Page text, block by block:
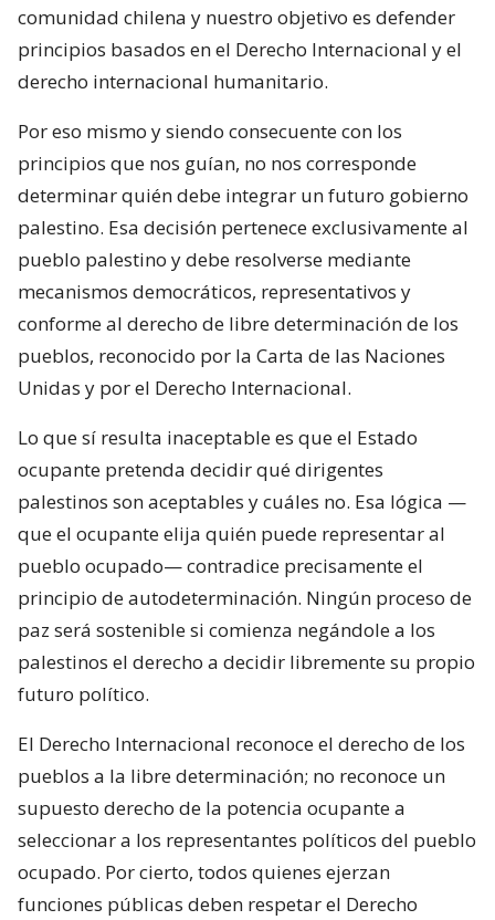
comunidad chilena y nuestro objetivo es defender
principios basados en el Derecho Internacional y el
derecho internacional humanitario.
Por eso mismo y siendo consecuente con los
principios que nos guían, no nos corresponde
determinar quién debe integrar un futuro gobierno
palestino. Esa decisión pertenece exclusivamente al
pueblo palestino y debe resolverse mediante
mecanismos democráticos, representativos y
conforme al derecho de libre determinación de los
pueblos, reconocido por la Carta de las Naciones
Unidas y por el Derecho Internacional.
Lo que sí resulta inaceptable es que el Estado
ocupante pretenda decidir qué dirigentes
palestinos son aceptables y cuáles no. Esa lógica —
que el ocupante elija quién puede representar al
pueblo ocupado— contradice precisamente el
principio de autodeterminación. Ningún proceso de
paz será sostenible si comienza negándole a los
palestinos el derecho a decidir libremente su propio
futuro político.
El Derecho Internacional reconoce el derecho de los
pueblos a la libre determinación; no reconoce un
supuesto derecho de la potencia ocupante a
seleccionar a los representantes políticos del pueblo
ocupado. Por cierto, todos quienes ejerzan
funciones públicas deben respetar el Derecho